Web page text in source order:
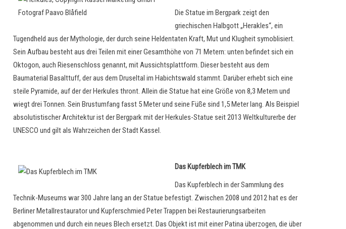
Die Statue im Bergpark zeigt den
griechischen Halbgott „Herakles“, ein
Tugendheld aus der Mythologie, der durch seine Heldentaten Kraft, Mut und Klugheit symoblisiert.
Sein Aufbau besteht aus drei Teilen mit einer Gesamthöhe von 71 Metern: unten befindet sich ein
Oktogon, auch Riesenschloss genannt, mit Aussichtsplattform. Dieser besteht aus dem
Baumaterial Basalttuff, der aus dem Druseltal im Habichtswald stammt. Darüber erhebt sich eine
steile Pyramide, auf der der Herkules thront. Allein die Statue hat eine Größe von 8,3 Metern und
wiegt drei Tonnen. Sein Brustumfang fasst 5 Meter und seine Füße sind 1,5 Meter lang. Als Beispiel
absolutistischer Architektur ist der Bergpark mit der Herkules-Statue seit 2013 Weltkulturerbe der
UNESCO und gilt als Wahrzeichen der Stadt Kassel.
Das Kupferblech im TMK
Das Kupferblech in der Sammlung des
Technik-Museums war 300 Jahre lang an der Statue befestigt. Zwischen 2008 und 2012 hat es der
Berliner Metallrestaurator und Kupferschmied Peter Trappen bei Restaurierungsarbeiten
abgenommen und durch ein neues Blech ersetzt. Das Objekt ist mit einer Patina überzogen, die über